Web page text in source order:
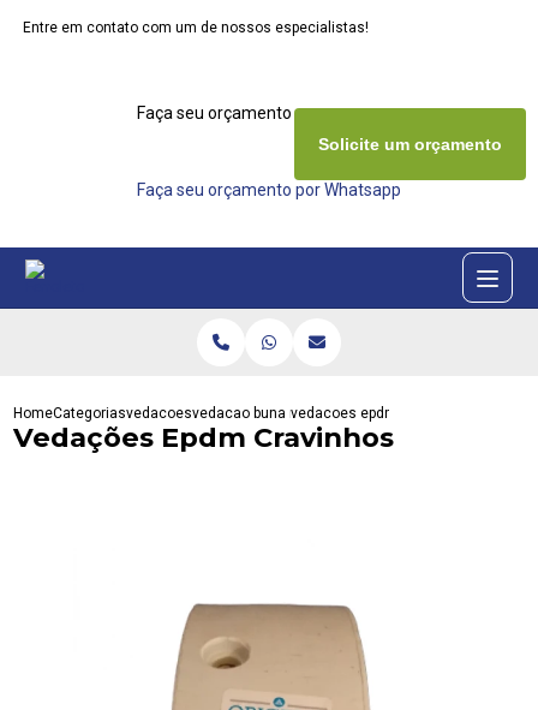
Entre em contato com um de nossos especialistas!
Faça seu orçamento agora mesmo
Faça seu orçamento por Whatsapp
Solicite um orçamento
HomeCategoriasvedacoesvedacao buna nvedacoes epdm cravinhos
Vedações Epdm Cravinhos